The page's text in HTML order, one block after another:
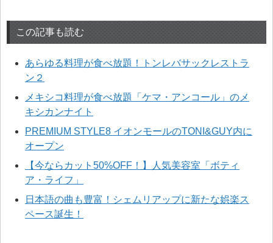
この記事も読む
あらゆる料理が食べ放題！トンレバサックレストラ
ン２
メキシコ料理が食べ放題「ケマ・アンコール」のメ
キシカンナイト
PREMIUM STYLE8 イオンモールのTONI&GUY内に
オープン
【今ならカット50%OFF！】人気美容室「ボティ
ア・ライフ」
日本語の曲も豊富！シェムリアップに新たな娯楽ス
ペース誕生！